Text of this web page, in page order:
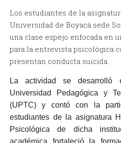
Los estudiantes de la
Universidad de Boyacá sede
una clase espejo enfocada en
para la entrevista psicológica
presentan conducta suicida.
La actividad se desarrolló
Universidad Pedagógica y
(UPTC) y contó con la
estudiantes de la asignatura
Psicológica de dicha
académica fortaleció la